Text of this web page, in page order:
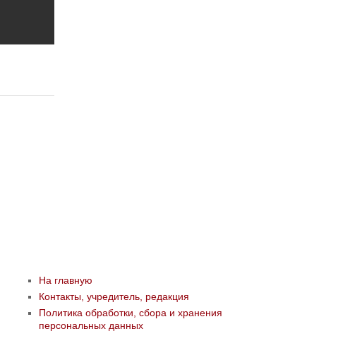
На главную
Контакты, учредитель, редакция
Политика обработки, сбора и хранения
персональных данных